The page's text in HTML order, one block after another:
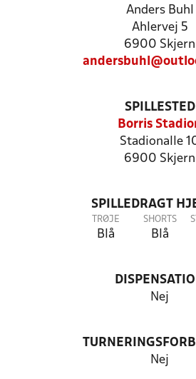
Anders Buhl
Ahlervej 5
6900 Skjern
SPILLESTED
Borris
Stadionalle
6900 Skjern
SPILLEDRAGT
TRØJE
Blå
SHORTS
Blå
Nej
Nej